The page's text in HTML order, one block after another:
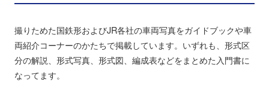
撮りためた国鉄形およびJR各社の車両写真をガイドブックや車
両紹介コーナーのかたちで掲載しています。いずれも、形式区
分の解説、形式写真、形式図、編成表などをまとめた入門書に
なってます。